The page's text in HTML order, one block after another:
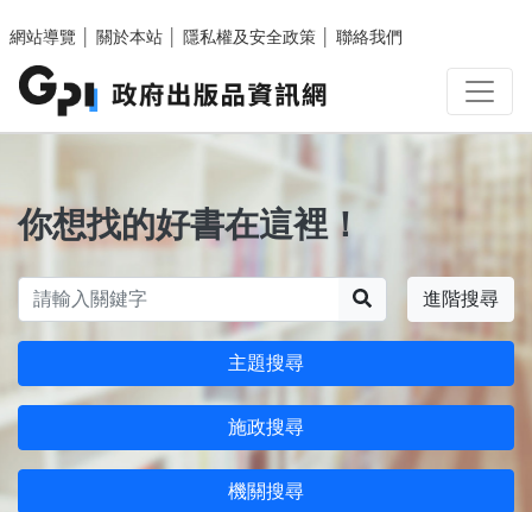
網站導覽
關於本站 隱私權及安全政策 聯絡我們
你想找的好書在這裡！
進階搜尋
主題搜尋
施政搜尋
機關搜尋